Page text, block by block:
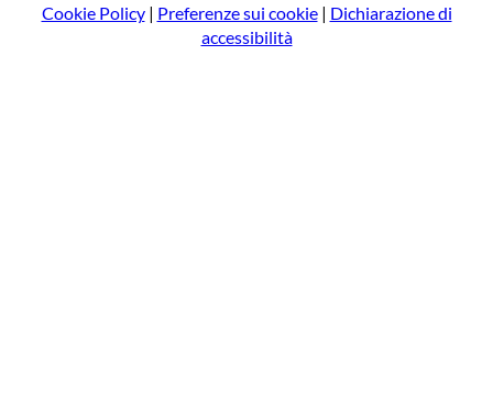
Cookie Policy| Preferenze sui cookie| Dichiarazione di
accessibilità